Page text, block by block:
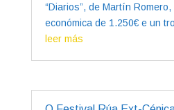
“Diarios”, de Martín
económica de 1.250€ e un
leer más